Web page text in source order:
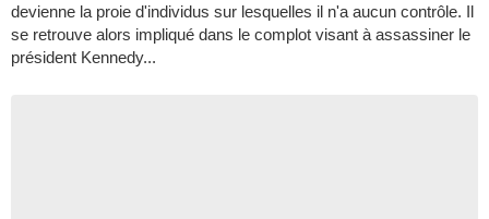
devienne la proie d'individus sur lesquelles il n'a aucun contrôle. Il
se retrouve alors impliqué dans le complot visant à assassiner le
président Kennedy...